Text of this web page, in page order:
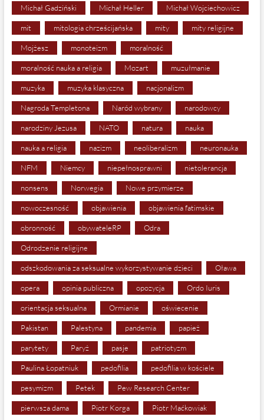
Michał Gadziński Michał Heller Michał Wojciechowicz
mit mitologia chrześcijańska mity mity religijne
Mojżesz monoteizm moralność
moralność nauka a religia Mozart muzułmanie
muzyka muzyka klasyczna nacjonalizm
Nagroda Templetona Naród wybrany narodowcy
narodziny Jezusa NATO natura nauka
nauka a religia nazizm neoliberalizm neuronauka
NFM Niemcy niepełnosprawni nietolerancja
nonsens Norwegia Nowe przymierze
nowoczesność objawienia objawienia fatimskie
obronność obywateleRP Odra
Odrodzenie religijne
odszkodowania za seksualne wykorzystywanie dzieci Oława
opera opinia publiczna opozycja Ordo Iuris
orientacja seksualna Ormianie oświecenie
Pakistan Palestyna pandemia papież
parytety Paryż pasje patriotyzm
Paulina Łopatniuk pedofilia pedofilia w kościele
pesymizm Petek Pew Research Center
pierwsza dama Piotr Korga Piotr Maćkowiak